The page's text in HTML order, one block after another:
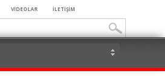
VİDEOLAR İLETİŞİM